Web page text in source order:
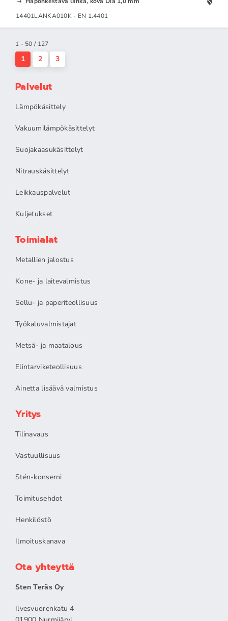
14401LANKA010K - EN 1.4401
1 - 50 / 127
1 2 3
Palvelut
Lämpökäsittely
Vakuumilämpökäsittelyt
Suojakaasukäsittelyt
Nitrauskäsittelyt
Leikkauspalvelut
Kuljetukset
Toimialat
Metallien jalostus
Kone- ja laitevalmistus
Sellu- ja paperiteollisuus
Työkaluvalmistajat
Metsä- ja maatalous
Elintarviketeollisuus
Ainetta lisäävä valmistus
Yritys
Tilinavaus
Vastuullisuus
Stén-konserni
Toimitusehdot
Henkilöstö
Ilmoituskanava
Ota yhteyttä
Sten Teräs Oy
Ilvesvuorenkatu 4